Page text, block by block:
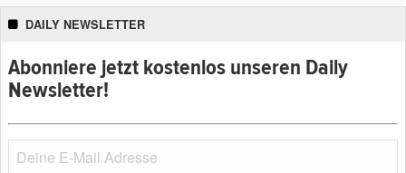
DAILY NEWSLETTER
Abonniere jetzt kostenlos unseren Daily
Newsletter!